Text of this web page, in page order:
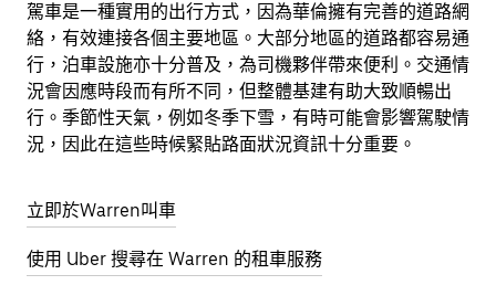
駕車是一種實用的出行方式，因為華倫擁有完善的道路網
絡，有效連接各個主要地區。大部分地區的道路都容易通
行，泊車設施亦十分普及，為司機夥伴帶來便利。交通情
況會因應時段而有所不同，但整體基建有助大致順暢出
行。季節性天氣，例如冬季下雪，有時可能會影響駕駛情
況，因此在這些時候緊貼路面狀況資訊十分重要。
立即於Warren叫車
使用 Uber 搜尋在 Warren 的租車服務